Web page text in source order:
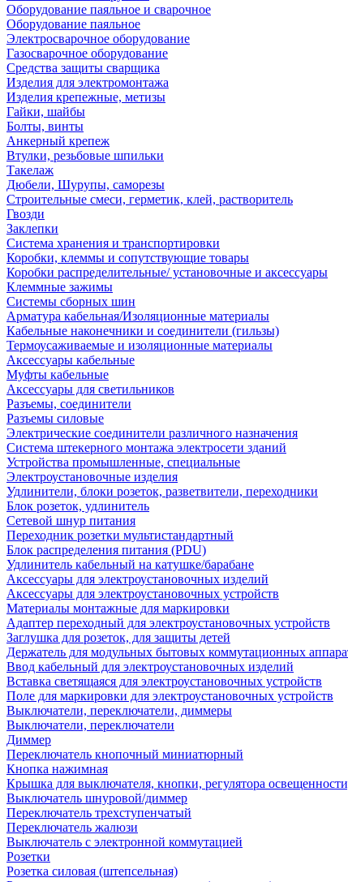
Оборудование паяльное и сварочное
Оборудование паяльное
Электросварочное оборудование
Газосварочное оборудование
Средства защиты сварщика
Изделия для электромонтажа
Изделия крепежные, метизы
Гайки, шайбы
Болты, винты
Анкерный крепеж
Втулки, резьбовые шпильки
Такелаж
Дюбели, Шурупы, саморезы
Строительные смеси, герметик, клей, растворитель
Гвозди
Заклепки
Система хранения и транспортировки
Коробки, клеммы и сопутствующие товары
Коробки распределительные/ установочные и аксессуары
Клеммные зажимы
Системы сборных шин
Арматура кабельная/Изоляционные материалы
Кабельные наконечники и соединители (гильзы)
Термоусаживаемые и изоляционные материалы
Аксессуары кабельные
Муфты кабельные
Аксессуары для светильников
Разъемы, соединители
Разъемы силовые
Электрические соединители различного назначения
Система штекерного монтажа электросети зданий
Устройства промышленные, специальные
Электроустановочные изделия
Удлинители, блоки розеток, разветвители, переходники
Блок розеток, удлинитель
Сетевой шнур питания
Переходник розетки мультистандартный
Блок распределения питания (PDU)
Удлинитель кабельный на катушке/барабане
Аксессуары для электроустановочных изделий
Аксессуары для электроустановочных устройств
Материалы монтажные для маркировки
Адаптер переходный для электроустановочных устройств
Заглушка для розеток, для защиты детей
Держатель для модульных бытовых коммутационных
Ввод кабельный для электроустановочных изделий
Вставка светящаяся для электроустановочных устройств
Поле для маркировки для электроустановочных устройств
Выключатели, переключатели, диммеры
Выключатели, переключатели
Диммер
Переключатель кнопочный миниатюрный
Кнопка нажимная
Крышка для выключателя, кнопки, регулятора
Выключатель шнуровой/диммер
Переключатель трехступенчатый
Переключатель жалюзи
Выключатель с электронной коммутацией
Розетки
Розетка силовая (штепсельная)